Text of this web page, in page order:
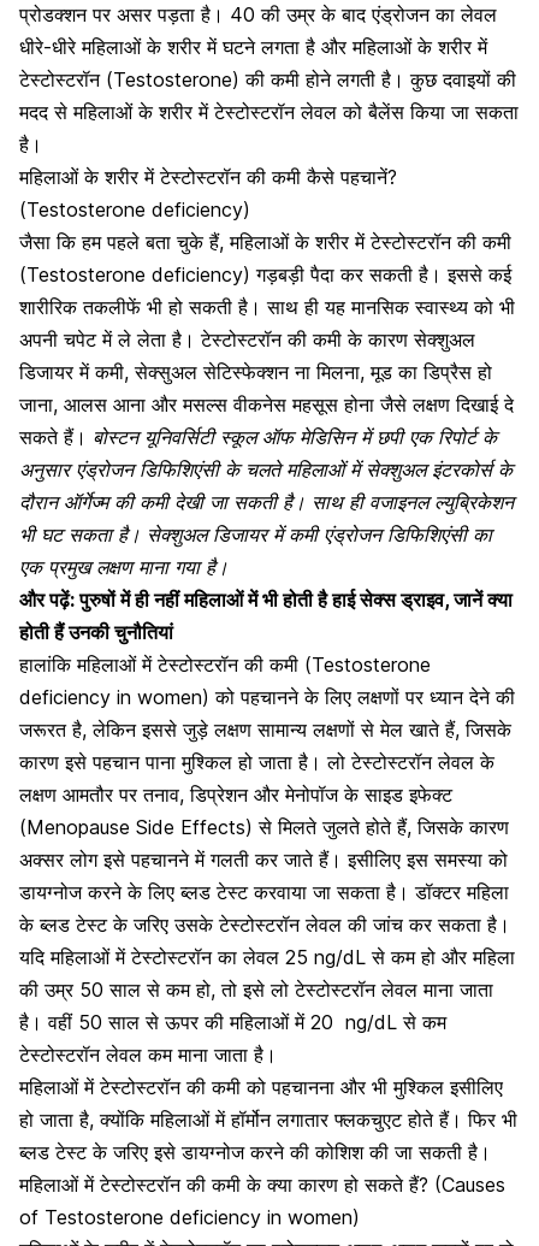
प्रोडक्शन पर असर पड़ता है। 40 की उम्र के बाद एंड्रोजन का लेवल
धीरे-धीरे महिलाओं के शरीर में घटने लगता है और महिलाओं के शरीर में
टेस्टोस्टरॉन (Testosterone) की कमी होने लगती है। कुछ दवाइयों की
मदद से महिलाओं के शरीर मेंटेस्टोस्टरॉन लेवल को बैलेंस किया जा सकता
है।
महिलाओं के शरीर में टेस्टोस्टरॉन की कमी कैसे पहचानें?
(Testosterone deficiency)
जैसा कि हम पहले बता चुके हैं, महिलाओं के शरीर में टेस्टोस्टरॉन की कमी
(Testosterone deficiency) गड़बड़ी पैदा कर सकती है। इससे कई
शारीरिक तकलीफें भी हो सकती है। साथ ही यह मानसिक स्वास्थ्य को भी
अपनी चपेट में ले लेता है। टेस्टोस्टरॉन की कमी के कारण सेक्शुअल
डिजायर में कमी,सेक्सुअल सेटिस्फेक्शन ना मिलना, मूड का डिप्रैस हो
जाना, आलस आना औरमसल्स वीकनेस महसूस होना जैसे लक्षण दिखाई दे
सकते हैं। बोस्टन यूनिवर्सिटी स्कूल ऑफ मेडिसिन में छपी एक रिपोर्ट के
अनुसार एंड्रोजन डिफिशिएंसी के चलते महिलाओं में सेक्शुअल इंटरकोर्स के
दौरान ऑर्गेज्म की कमी देखी जा सकती है। साथ ही वजाइनल ल्युब्रिकेशन
भी घट सकता है। सेक्शुअल डिजायर में कमी एंड्रोजन डिफिशिएंसी का
एक प्रमुख लक्षण माना गया है।
और पढ़ें:पुरुषों में ही नहीं महिलाओं में भी होती है हाई सेक्स ड्राइव, जानें क्या
होती हैं उनकी चुनौतियां
हालांकि महिलाओं में टेस्टोस्टरॉन की कमी (Testosterone
deficiency in women) को पहचानने के लिए लक्षणों पर ध्यान देने की
जरूरत है, लेकिन इससे जुड़े लक्षण सामान्य लक्षणों से मेल खाते हैं, जिसके
कारण इसे पहचान पाना मुश्किल हो जाता है। लो टेस्टोस्टरॉन लेवल के
लक्षण आमतौर पर तनाव, डिप्रेशन औरमेनोपॉज के साइड इफेक्ट
(Menopause Side Effects) से मिलते जुलते होते हैं, जिसके कारण
अक्सर लोग इसे पहचानने में गलती कर जाते हैं। इसीलिए इस समस्या को
डायग्नोज करने के लिए ब्लड टेस्ट करवाया जा सकता है। डॉक्टर महिला
के ब्लड टेस्ट के जरिए उसके टेस्टोस्टरॉन लेवल की जांच कर सकता है।
यदि महिलाओं में टेस्टोस्टरॉन का लेवल 25 ng/dL से कम हो और महिला
की उम्र 50 साल से कम हो, तो इसे लो टेस्टोस्टरॉन लेवल माना जाता
है। वहीं 50 साल से ऊपर की महिलाओं में 20 ng/dLसे कम
टेस्टोस्टरॉन लेवल कम माना जाता है।
महिलाओं में टेस्टोस्टरॉन की कमी को पहचानना और भी मुश्किल इसीलिए
हो जाता है, क्योंकि महिलाओं में हॉर्मोन लगातार फ्लकचुएट होते हैं। फिर भी
ब्लड टेस्ट के जरिए इसे डायग्नोज करने की कोशिश की जा सकती है।
महिलाओं में टेस्टोस्टरॉन की कमी के क्या कारण हो सकते हैं? (Causes
of Testosterone deficiency in women)